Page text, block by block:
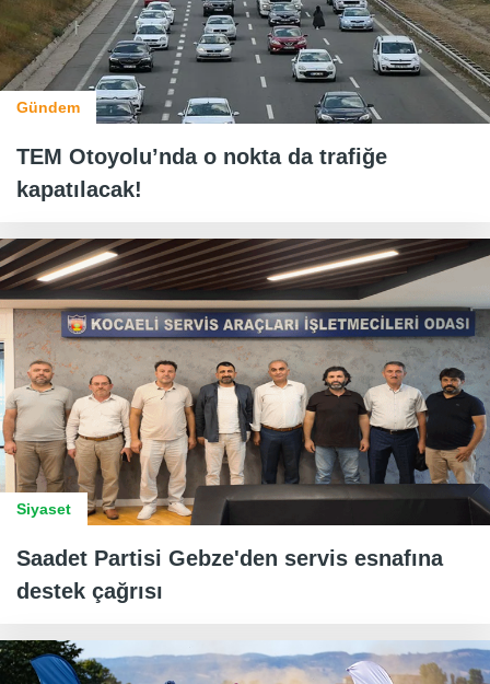
Gündem
TEM Otoyolu’nda o nokta da trafiğe
kapatılacak!
Siyaset
Saadet Partisi Gebze'den servis esnafına
destek çağrısı